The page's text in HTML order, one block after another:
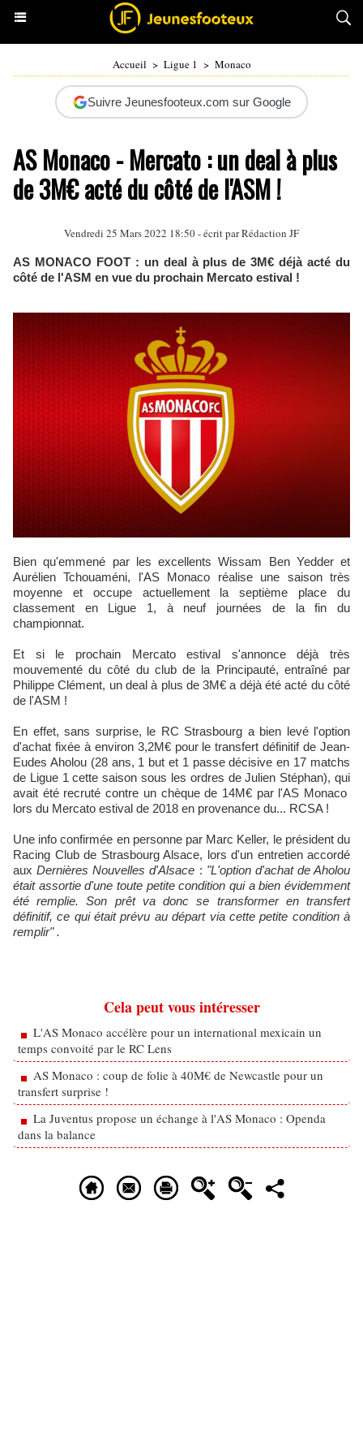
Accueil > Ligue 1 > Monaco
Suivre Jeunesfooteux.com sur Google
AS Monaco - Mercato : un deal à plus
de 3M€ acté du côté de l'ASM !
Vendredi 25 Mars 2022 18:50 - écrit par Rédaction JF
AS MONACO FOOT : un deal à plus de 3M€ déjà acté du
côté de l'ASM en vue du prochain Mercato estival !
Bien qu'emmené par les excellents Wissam Ben Yedder et
Aurélien Tchouaméni, l'AS Monaco réalise une saison très
moyenne et occupe actuellement la septième place du
classement en Ligue 1, à neuf journées de la fin du
championnat.
Et si le prochain Mercato estival s'annonce déjà très
mouvementé du côté du club de la Principauté, entraîné par
Philippe Clément, un deal à plus de 3M€ a déjà été acté du côté
de l'ASM !
En effet, sans surprise, le RC Strasbourg a bien levé l'option
d'achat fixée à environ 3,2M€ pour le transfert définitif de Jean-
Eudes Aholou (28 ans, 1 but et 1 passe décisive en 17 matchs
de Ligue 1 cette saison sous les ordres de Julien Stéphan), qui
avait été recruté contre un chèque de 14M€ par l'AS Monaco
lors du Mercato estival de 2018 en provenance du... RCSA !
Une info confirmée en personne par Marc Keller, le président du
Racing Club de Strasbourg Alsace, lors d'un entretien accordé
auxDernières Nouvelles d'Alsace : "L'option d'achat de Aholou
était assortie d'une toute petite condition qui a bien évidemment
été remplie. Son prêt va donc se transformer en transfert
définitif, ce qui était prévu au départ via cette petite condition à
remplir" .
Cela peut vous intéresser
L'AS Monaco accélère pour un international mexicain un
temps convoité par le RC Lens
AS Monaco : coup de folie à 40M€ de Newcastle pour un
transfert surprise !
La Juventus propose un échange à l'AS Monaco : Openda
dans la balance